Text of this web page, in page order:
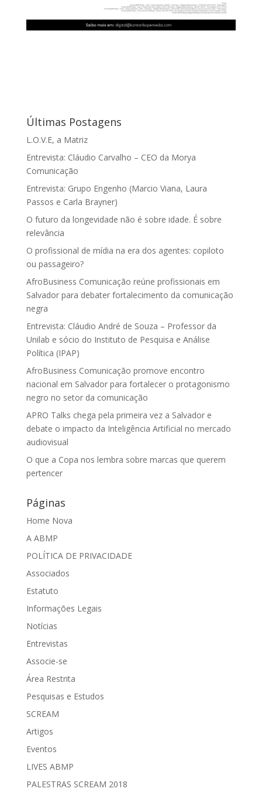
Últimas Postagens
L.O.V.E, a Matriz
Entrevista: Cláudio Carvalho – CEO da Morya
Comunicação
Entrevista: Grupo Engenho (Marcio Viana, Laura
Passos e Carla Brayner)
O futuro da longevidade não é sobre idade. É sobre
relevância
O profissional de mídia na era dos agentes: copiloto
ou passageiro?
AfroBusiness Comunicação reúne profissionais em
Salvador para debater fortalecimento da comunicação
negra
Entrevista: Cláudio André de Souza – Professor da
Unilab e sócio do Instituto de Pesquisa e Análise
Política (IPAP)
AfroBusiness Comunicação promove encontro
nacional em Salvador para fortalecer o protagonismo
negro no setor da comunicação
APRO Talks chega pela primeira vez a Salvador e
debate o impacto da Inteligência Artificial no mercado
audiovisual
O que a Copa nos lembra sobre marcas que querem
pertencer
Páginas
Home Nova
A ABMP
POLÍTICA DE PRIVACIDADE
Associados
Estatuto
Informações Legais
Notícias
Entrevistas
Associe-se
Área Restrita
Pesquisas e Estudos
SCREAM
Artigos
Eventos
LIVES ABMP
PALESTRAS SCREAM 2018